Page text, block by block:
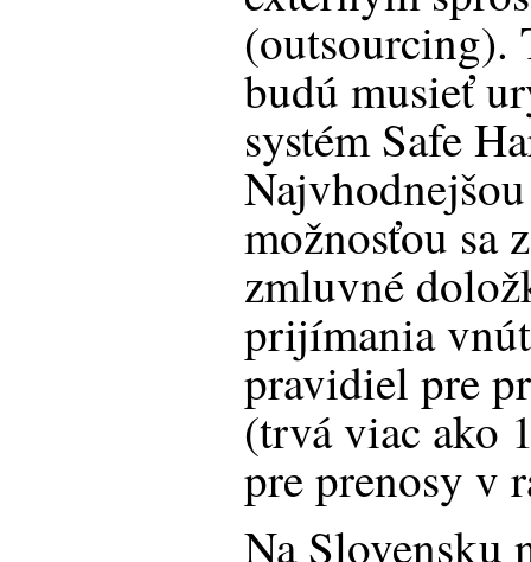
(outsourcing).
budú musieť
systém Safe
možnosťou sa
zmluvné
prijímania
pravidiel pre
(trvá viac ako
pre prenosy v
Na Slovensku